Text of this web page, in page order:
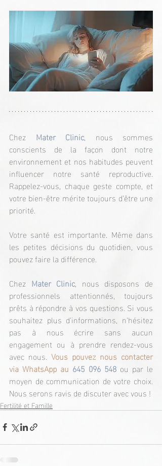
Chez Mater Clinic, nous sommes
conscients de la façon dont notre
environnement et nos habitudes peuvent
influencer notre santé reproductive.
Rappelez-vous, chaque geste compte, et
votre bien-être mérite toujours d’être une
priorité.
Votre santé est importante. Même dans
les petites décisions du quotidien, vous
pouvez faire la différence.
Chez Mater Clinic, nous disposons de
professionnels attentionnés, toujours
prêts à répondre à vos questions. Si vous
souhaitez plus d’informations, n’hésitez
pas à nous écrire sans aucun
engagement ou à prendre rendez-vous
avec nous. Vous pouvez nous contacter
via WhatsApp au 645 096 548 ou par le
moyen de communication de votre choix.
Nous serons ravis de discuter avec vous !
Fertilité et Famille